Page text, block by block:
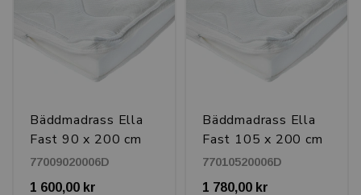
Bäddmadrass Ella
Fast 90 x 200 cm
77009020006D
1 600,00 kr
Bäddmadrass Ella
Fast 105 x 200 cm
77010520006D
1 780,00 kr